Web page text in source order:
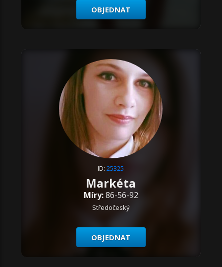
OBJEDNAT
ID:25325
Markéta
Míry:86-56-92
Středočeský
OBJEDNAT